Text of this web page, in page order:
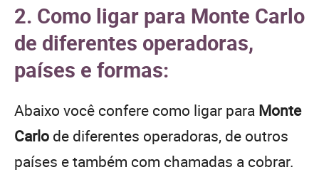
2. Como ligar para Monte Carlo
de diferentes operadoras,
países e formas:
Abaixo você confere como ligar para Monte
Carlo de diferentes operadoras, de outros
países e também com chamadas a cobrar.